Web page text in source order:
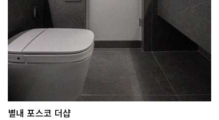
별내 포스코 더샵